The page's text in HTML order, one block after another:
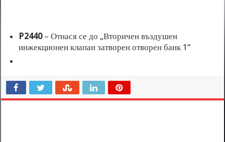
P2440– Отнася се до „Вторичен въздушен
инжекционен клапан затворен отворен банк 1“